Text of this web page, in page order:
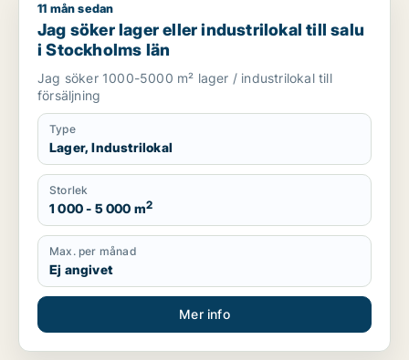
Jag söker lager eller industrilokal till salu i Stockholms län
11 mån sedan
Jag söker lager eller industrilokal till salu
i Stockholms län
Jag söker 1000-5000 m² lager / industrilokal till
försäljning
Type
Lager, Industrilokal
Storlek
1 000 - 5 000 m2
Max. per månad
Ej angivet
Mer info